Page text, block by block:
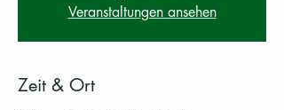
Veranstaltungen ansehen
Zeit & Ort